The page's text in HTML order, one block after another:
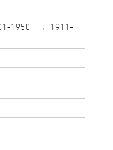
1950
1911-